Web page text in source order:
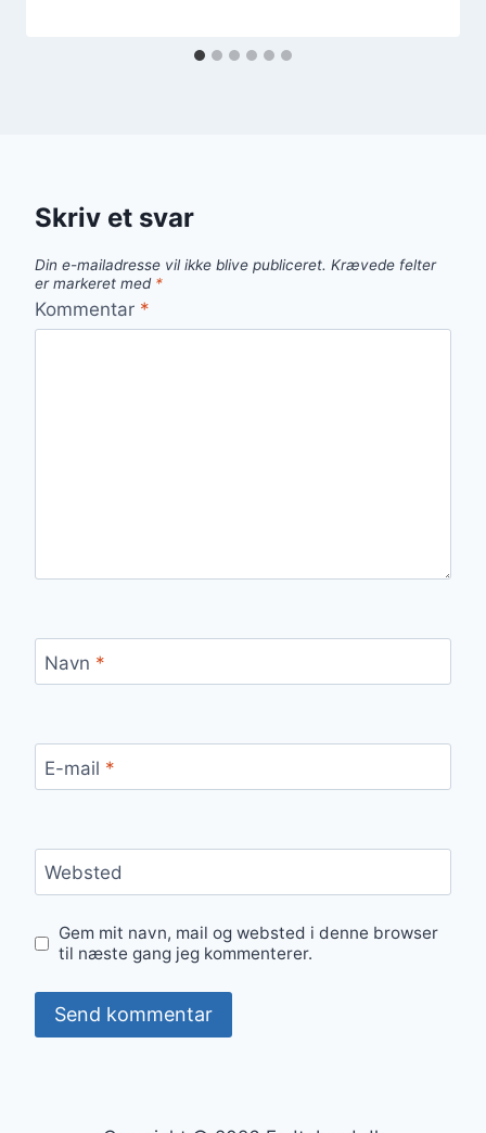
Skriv et svar
Din e-mailadresse vil ikke blive publiceret. Krævede felter
er markeret med *
Kommentar *
Navn *
E-mail *
Websted
Gem mit navn, mail og websted i denne browser
til næste gang jeg kommenterer.